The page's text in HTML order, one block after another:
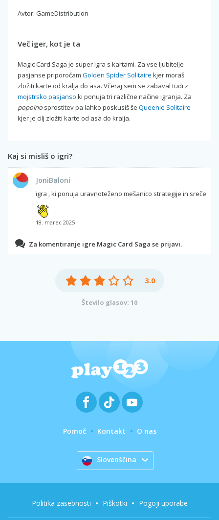
Avtor: GameDistribution
Več iger, kot je ta
Magic Card Saga je super igra s kartami. Za vse ljubitelje
pasjanse priporočam Golden Spider Solitaire kjer moraš
zložiti karte od kralja do asa. Včeraj sem se zabaval tudi z
mojstrsko pasjanso ki ponuja tri različne načine igranja. Za
popolno sprostitev pa lahko poskusiš še Queenie Solitaire
kjer je cilj zložiti karte od asa do kralja.
Kaj si misliš o igri?
JoniBaloni
igra , ki ponuja uravnoteženo mešanico strategije in sreče
18. marec 2025
Za komentiranje igre Magic Card Saga se prijavi.
3.0
Število glasov: 10
Pomoč Kontakt O nas
Slovenščina
Politika zasebnosti Piškotki Pogoji uporabe